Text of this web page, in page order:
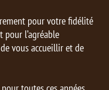
pour votre fidélité
pour l’agréable
vous accueillir et de